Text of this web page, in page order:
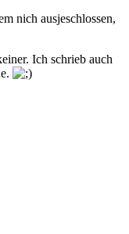
nich ausjeschlossen,
Ich schrieb auch